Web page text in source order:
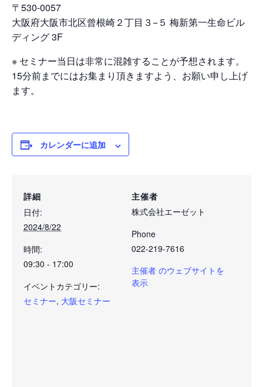
〒530-0057
大阪府大阪市北区曾根崎２丁目３−５ 梅新第一生命ビル
ディング 3F
※ セミナー当日は非常に混雑することが予想されます。
15分前までにはお集まり頂きますよう、お願い申し上げ
ます。
カレンダーに追加
詳細
日付:
2024/8/22
時間:
09:30 - 17:00
イベントカテゴリー:
セミナー, 大阪セミナー
主催者
株式会社エーゼット
Phone
022-219-7616
主催者 のウェブサイトを
表示